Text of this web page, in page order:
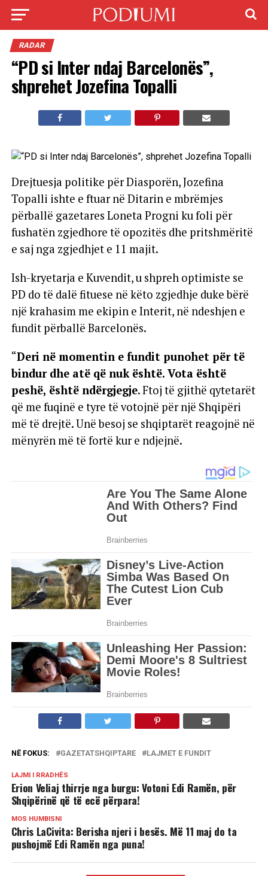
RADAR
“PD si Inter ndaj Barcelonës”,
shprehet Jozefina Topalli
Drejtuesja politike për Diasporën, Jozefina
Topalli ishte e ftuar në Ditarin e mbrëmjes
përballë gazetares Loneta Progni ku foli për
fushatën zgjedhore të opozitës dhe pritshmëritë
e saj nga zgjedhjet e 11 majit.
Ish-kryetarja e Kuvendit, u shpreh optimiste se
PD do të dalë fituese në këto zgjedhje duke bërë
një krahasim me ekipin e Interit, në ndeshjen e
fundit përballë Barcelonës.
“Deri në momentin e fundit punohet për të
bindur dhe atë që nuk është. Vota është
peshë, është ndërgjegje. Ftoj të gjithë qytetarët
që me fuqinë e tyre të votojnë për një Shqipëri
më të drejtë. Unë besoj se shqiptarët reagojnë në
mënyrën më të fortë kur e ndjejnë.
NË FOKUS: GAZETATSHQIPTARE LAJMET E FUNDIT
LAJMI I RRADHËS
Erion Veliaj thirrje nga burgu: Votoni Edi Ramën, për
Shqipërinë që të ecë përpara!
MOS HUMBISNI
Chris LaCivita: Berisha njeri i besës. Më 11 maj do ta
pushojmë Edi Ramën nga puna!